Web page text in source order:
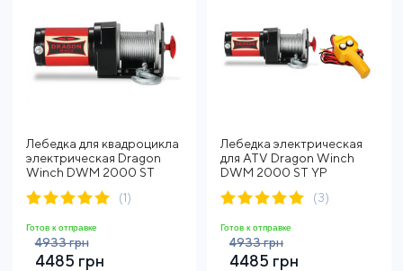
Лебедка для квадроцикла
электрическая Dragon
Winch DWM 2000 ST
(1)
Готов к отправке
4485 грн
4933 грн
Лебедка электрическая
для ATV Dragon Winch
DWM 2000 ST YP
(3)
Готов к отправке
4485 грн
4933 грн